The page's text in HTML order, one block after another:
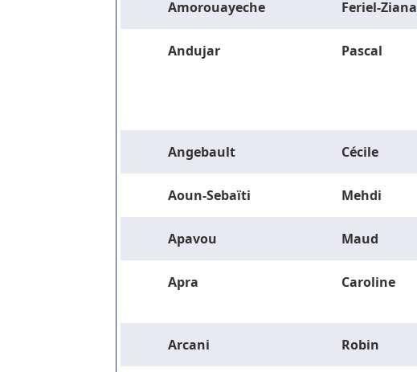
Amorouayeche Feriel-Ziana
Andujar Pascal
Angebault Cécile
Aoun-Sebaïti Mehdi
Apavou Maud
Apra Caroline
Arcani Robin